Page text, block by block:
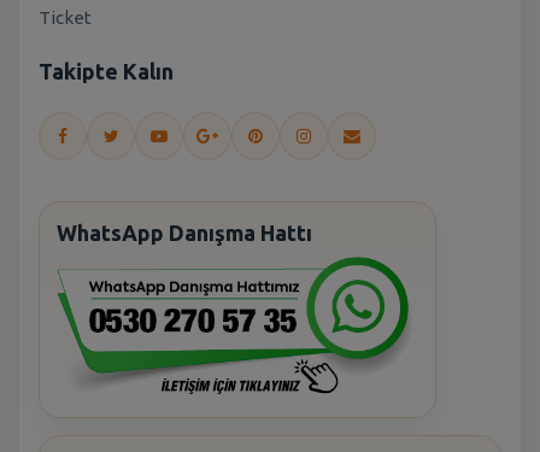
Ticket
Takipte Kalın
WhatsApp Danışma Hattı